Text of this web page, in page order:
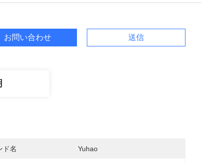
お問い合わせ 送信
ド名 Yuhao